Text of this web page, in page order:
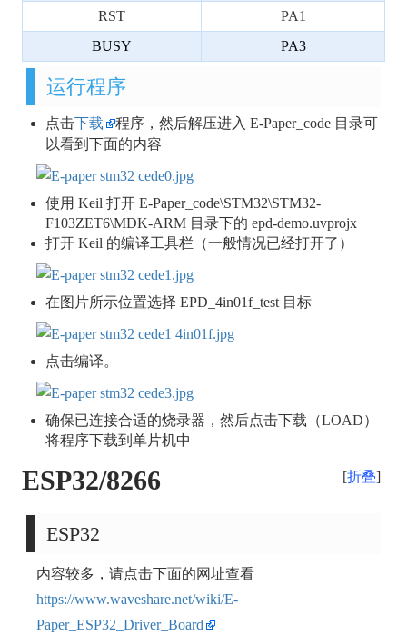
RST
PA1
BUSY
PA3
运行程序
点击下载
程序，然后解压进入 E-Paper_code 目录可
以看到下面的内容
使用 Keil 打开 E-Paper_code\STM32\STM32-
F103ZET6\MDK-ARM 目录下的 epd-demo.uvprojx
打开 Keil 的编译工具栏（一般情况已经打开了）
在图片所示位置选择 EPD_4in01f_test 目标
点击编译。
确保已连接合适的烧录器，然后点击下载（LOAD）
将程序下载到单片机中
折叠
ESP32/8266
ESP32
内容较多，请点击下面的网址查看
https://www.waveshare.net/wiki/E-
Paper_ESP32_Driver_Board